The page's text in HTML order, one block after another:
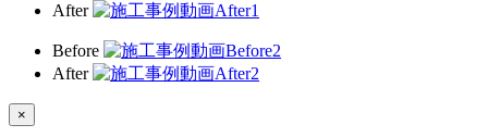
After
Before
After
×